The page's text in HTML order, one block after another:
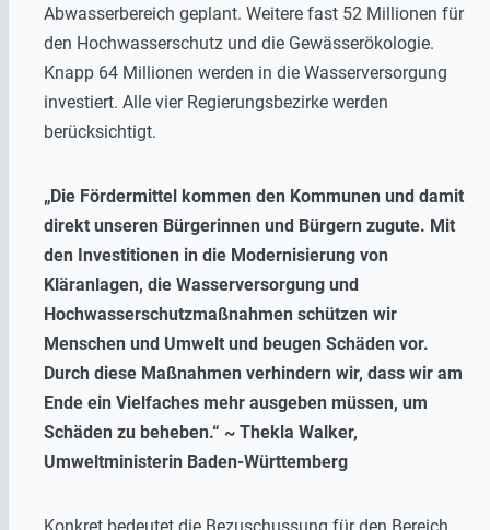
Abwasserbereich geplant. Weitere fast 52 Millionen für
den Hochwasserschutz und die Gewässerökologie.
Knapp 64 Millionen werden in die Wasserversorgung
investiert. Alle vier Regierungsbezirke werden
berücksichtigt.
„Die Fördermittel kommen den Kommunen und damit
direkt unseren Bürgerinnen und Bürgern zugute. Mit
den Investitionen in die Modernisierung von
Kläranlagen, die Wasserversorgung und
Hochwasserschutzmaßnahmen schützen wir
Menschen und Umwelt und beugen Schäden vor.
Durch diese Maßnahmen verhindern wir, dass wir am
Ende ein Vielfaches mehr ausgeben müssen, um
Schäden zu beheben.“ ~ Thekla Walker,
Umweltministerin Baden-Württemberg